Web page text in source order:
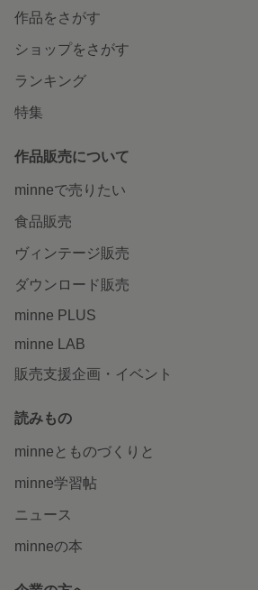
作品をさがす
ショップをさがす
ランキング
特集
作品販売について
minneで売りたい
食品販売
ヴィンテージ販売
ダウンロード販売
minne PLUS
minne LAB
販売支援企画・イベント
読みもの
minneとものづくりと
minne学習帖
ニュース
minneの本